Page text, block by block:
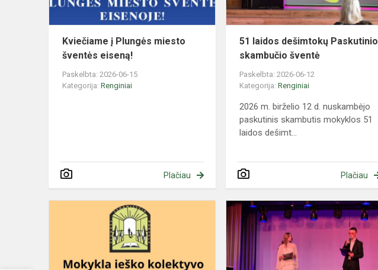
Kviečiame į Plungės miesto
šventės eiseną!
Paskelbta: 2026-06-15
Kategorija: Renginiai
Plačiau
51 laidos dešimtokų Paskutinio
skambučio šventė
Paskelbta: 2026-06-12
Kategorija:Renginiai
2026 m. birželio 12 d. nuskambėjo
paskutinis skambutis mokyklos 51
laidos dešimt...
Plačiau
Mokykla
ieško
tikybos
mokytojo